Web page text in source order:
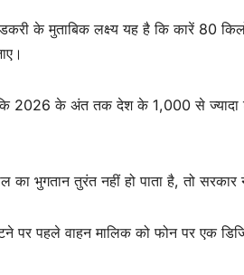
के मुताबिक लक्ष्य यह है कि कारें 80
2026 के अंत तक देश के 1,000 से ज्यादा
का भुगतान तुरंत नहीं हो पाता है, तो
पहले वाहन मालिक को फोन पर एक